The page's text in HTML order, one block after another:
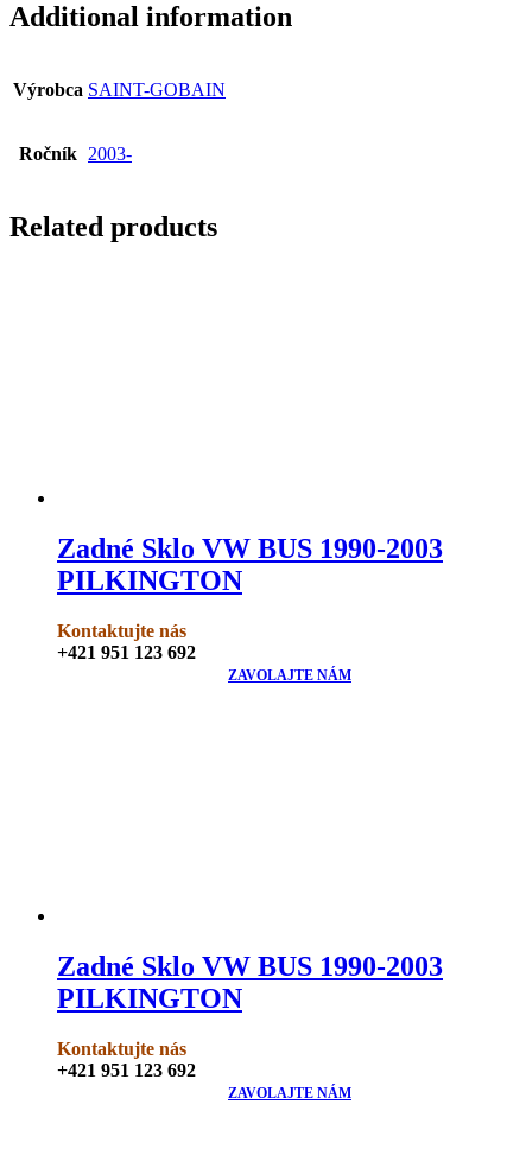
Additional information
Výrobca SAINT-GOBAIN
Ročník 2003-
Related products
Zadné Sklo VW BUS 1990-2003
PILKINGTON
Kontaktujte nás
+421 951 123 692
ZAVOLAJTE NÁM
Zadné Sklo VW BUS 1990-2003
PILKINGTON
Kontaktujte nás
+421 951 123 692
ZAVOLAJTE NÁM